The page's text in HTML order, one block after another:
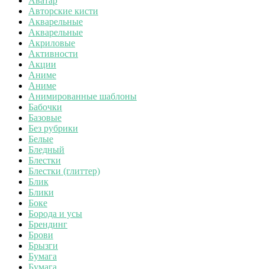
Авторские кисти
Акварельные
Акварельные
Акриловые
Активности
Акции
Аниме
Аниме
Анимированные шаблоны
Бабочки
Базовые
Без рубрики
Белые
Бледный
Блестки
Блестки (глиттер)
Блик
Блики
Боке
Борода и усы
Брендинг
Брови
Брызги
Бумага
Бумага